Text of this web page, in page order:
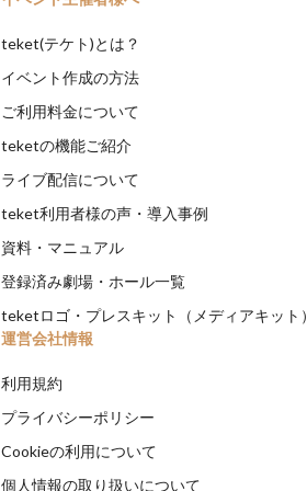
teket(テケト)とは？
イベント作成の方法
ご利用料金について
teketの機能ご紹介
ライブ配信について
teket利用者様の声・導入事例
資料・マニュアル
登録済み劇場・ホール一覧
teketロゴ・プレスキット（メディアキット）
運営会社情報
利用規約
プライバシーポリシー
Cookieの利用について
個人情報の取り扱いについて